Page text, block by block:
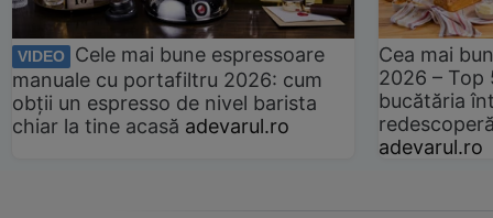
VIDEO
Cele mai bune espressoare
manuale cu portafiltru 2026: cum
obții un espresso de nivel barista
chiar la tine acasă adevarul.ro
Cea mai
2026 –
bucătăria
adevarul.ro